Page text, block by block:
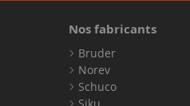
Nos fabricants
Bruder
Norev
Schuco